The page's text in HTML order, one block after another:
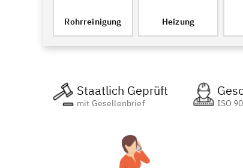
Rohrreinigung Heizung
Staatlich Geprüft
mit Gesellenbrief ISO